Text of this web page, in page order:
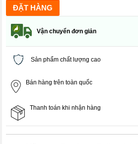
Vận chuyển đơn giản
Sản phẩm chất lượng cao
Bán hàng trên toàn quốc
Thanh toán khi nhận hàng